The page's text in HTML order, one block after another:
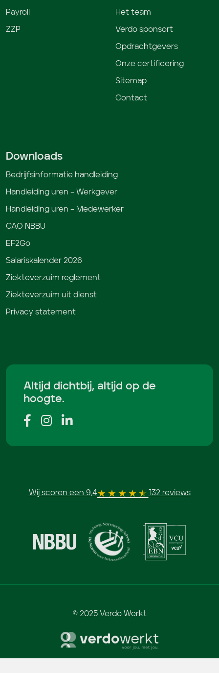
Payroll
ZZP
Het team
Verdo sponsort
Opdrachtgevers
Onze certificering
Sitemap
Contact
Downloads
Bedrijfsinformatie handleiding
Handleiding uren – Werkgever
Handleiding uren – Medewerker
CAO NBBU
EF2Go
Salariskalender 2026
Ziekteverzuim reglement
Ziekteverzuim uit dienst
Privacy statement
Altijd dichtbij, altijd op de
hoogte.
Wij scoren een 9,4 132 reviews
© 2025 Verdo Werkt